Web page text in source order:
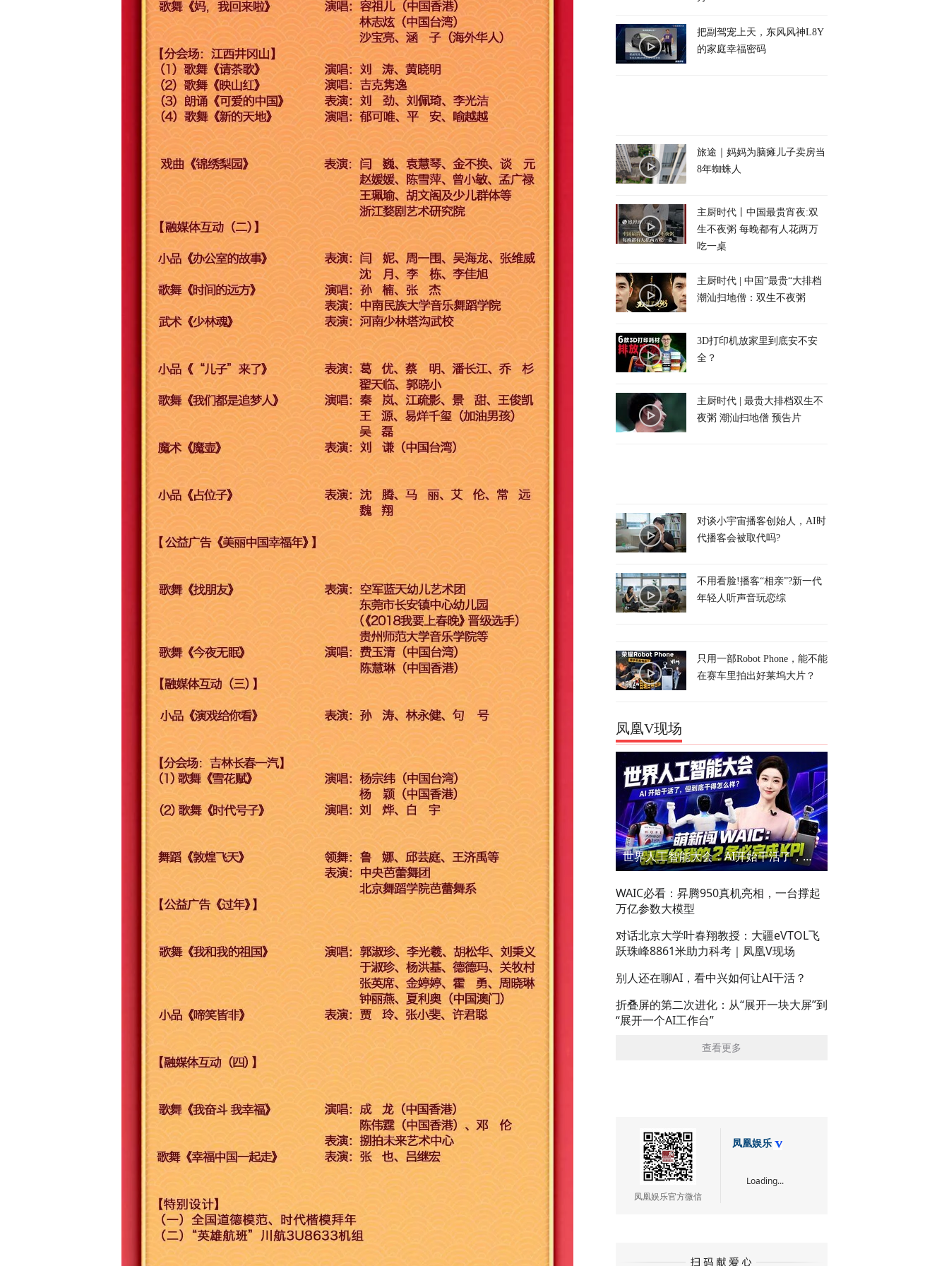
把副驾宠上天，东风风神L8Y
的家庭幸福密码
旅途｜妈妈为脑瘫儿子卖房当
8年蜘蛛人
主厨时代丨中国最贵宵夜:双
生不夜粥 每晚都有人花两万
吃一桌
主厨时代 | 中国”最贵“大排档
潮汕扫地僧：双生不夜粥
3D打印机放家里到底安不安
全？
主厨时代 | 最贵大排档双生不
夜粥 潮汕扫地僧 预告片
对谈小宇宙播客创始人，AI时
代播客会被取代吗?
不用看脸!播客“相亲”?新一代
年轻人听声音玩恋综
只用一部Robot Phone，能不能
在赛车里拍出好莱坞大片？
凤凰V现场
世界人工智能大会：AI开始干活了，但到底干的怎么样？萌新闯WAIC
WAIC必看：昇腾950真机亮相，一台撑起
万亿参数大模型
对话北京大学叶春翔教授：大疆eVTOL飞
跃珠峰8861米助力科考｜凤凰V现场
别人还在聊AI，看中兴如何让AI干活？
折叠屏的第二次进化：从“展开一块大屏”到
“展开一个AI工作台”
查看更多
凤凰娱乐官方微信
凤凰娱乐
Loading...